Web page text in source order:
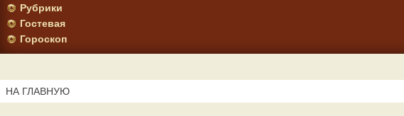
Рубрики
Гостевая
Гороскоп
НА ГЛАВНУЮ